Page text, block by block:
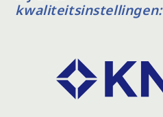
kwaliteitsinstellingen: